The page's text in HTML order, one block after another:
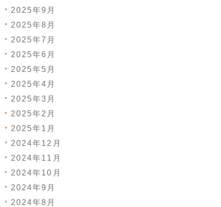
2025年9月
2025年8月
2025年7月
2025年6月
2025年5月
2025年4月
2025年3月
2025年2月
2025年1月
2024年12月
2024年11月
2024年10月
2024年9月
2024年8月